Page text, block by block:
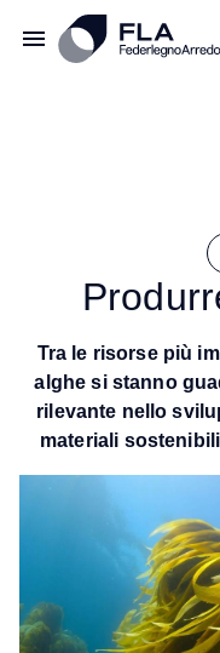
Tra le risorse più
alghe si stanno
rilevante nello
materiali